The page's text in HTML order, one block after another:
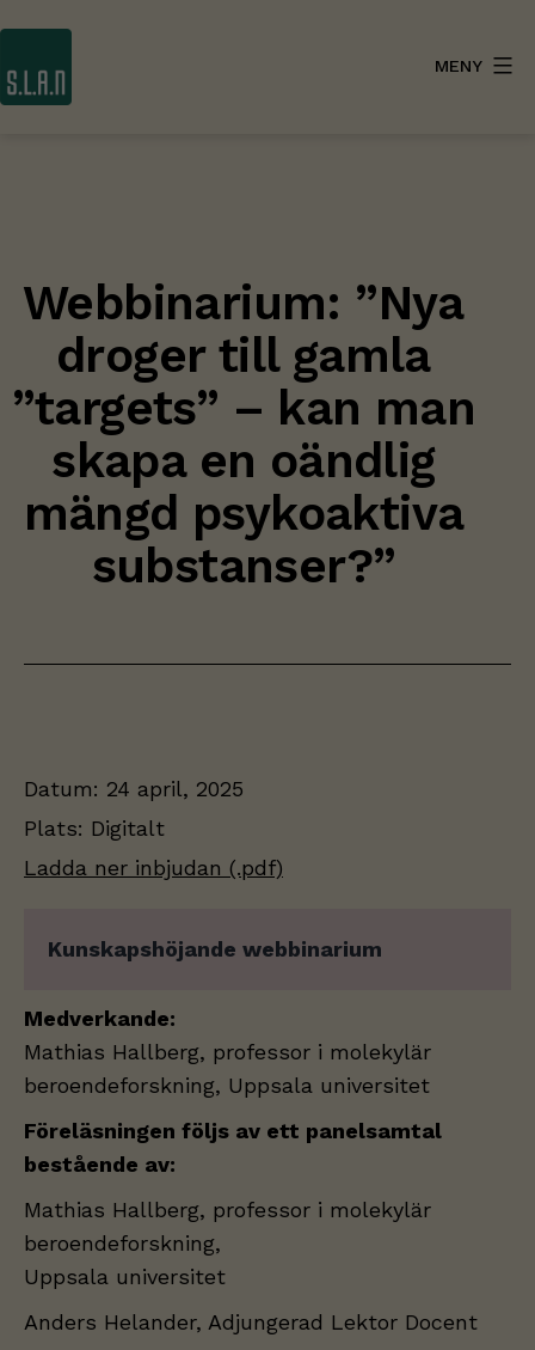
innehåll
MENY
Webbinarium: ”Nya
droger till gamla
”targets” – kan man
skapa en oändlig
mängd psykoaktiva
substanser?”
Datum: 24 april, 2025
Plats: Digitalt
Ladda ner inbjudan (.pdf)
Kunskapshöjande webbinarium
Medverkande:
Mathias Hallberg, professor i molekylär
beroendeforskning, Uppsala universitet
Föreläsningen följs av ett panelsamtal
bestående av:
Mathias Hallberg, professor i molekylär
beroendeforskning,
Uppsala universitet
Anders Helander, Adjungerad Lektor Docent